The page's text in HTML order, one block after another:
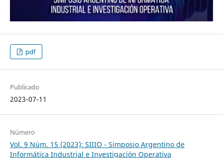
pdf
Publicado
2023-07-11
Número
Vol. 9 Núm. 15 (2023): SIIIO - Simposio Argentino de
Informática Industrial e Investigación Operativa